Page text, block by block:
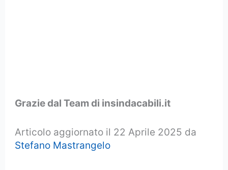
Grazie dal Team di insindacabili.it
Articolo aggiornato il 22 Aprile 2025 da
Stefano Mastrangelo